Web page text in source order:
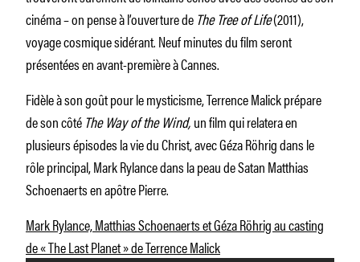
cinéma – on pense à l’ouverture de The Tree of Life(2011),
voyage cosmique sidérant. Neuf minutes du film seront
présentées en avant-première à Cannes.
Fidèle à son goût pour le mysticisme, Terrence Malick prépare
de son côté The Way of the Wind,un film qui relatera en
plusieurs épisodes la vie du Christ, avec Géza Röhrig dans le
rôle principal, Mark Rylance dans la peau de Satan Matthias
Schoenaerts en apôtre Pierre.
Mark Rylance, Matthias Schoenaerts et Géza Röhrig au casting
de « The Last Planet » de Terrence Malick